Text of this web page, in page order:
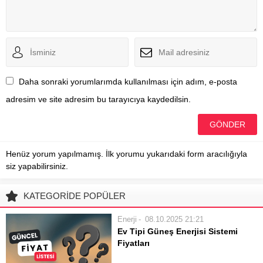
Daha sonraki yorumlarımda kullanılması için adım, e-posta
adresim ve site adresim bu tarayıcıya kaydedilsin.
Henüz yorum yapılmamış. İlk yorumu yukarıdaki form aracılığıyla
siz yapabilirsiniz.
KATEGORİDE POPÜLER
Enerji 08.10.2025 21:21
Ev Tipi Güneş Enerjisi Sistemi
Fiyatları